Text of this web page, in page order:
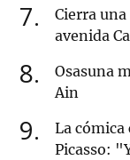
7
Cierra
avenida
8
Osasuna
Ain
9
La cómica
Picasso: